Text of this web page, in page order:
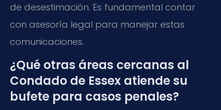
de desestimación. Es fundamental contar
con asesoría legal para manejar estas
comunicaciones.
¿Qué otras áreas cercanas al
Condado de Essex atiende su
bufete para casos penales?